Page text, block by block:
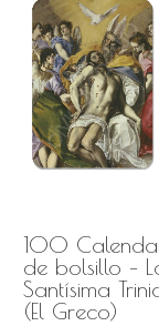
100
de bolsillo –
Santísima
(El Greco)